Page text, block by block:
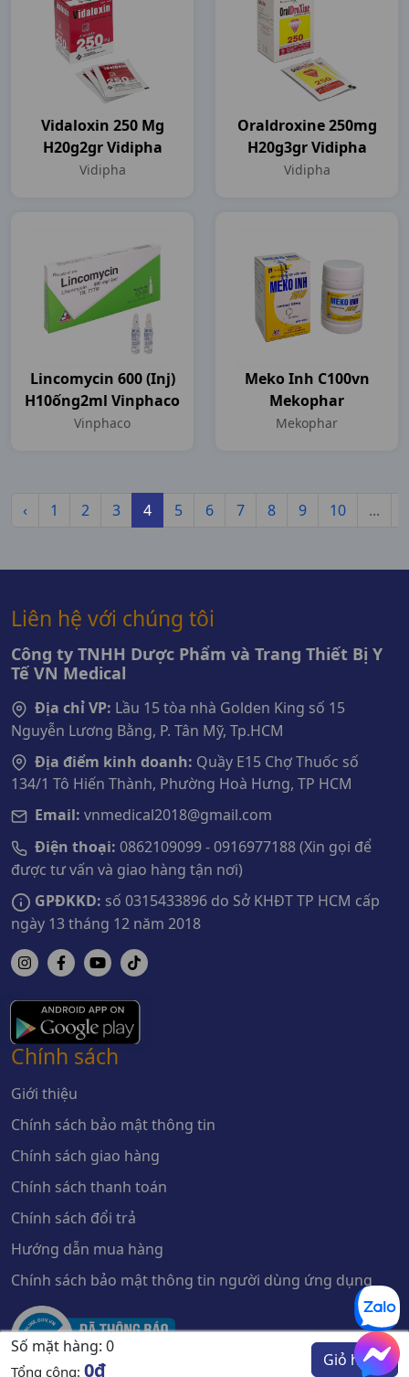
Vidaloxin 250 Mg
H20g2gr Vidipha
Vidipha
Oraldroxine 250mg
H20g3gr Vidipha
Vidipha
Lincomycin 600 (inj)
H10ống2ml Vinphaco
Vinphaco
Meko Inh C100vn
Mekophar
Mekophar
‹ 1 2 3 4 5 6 7 8 9 10 ...
Số mặt hàng: 0
Tổng cộng: 0đ Giỏ hàng
Liên hệ với chúng tôi
Công ty TNHH Dược Phẩm và Trang Thiết Bị Y
Tế VN Medical
Địa chỉ VP: Lầu 15 tòa nhà Golden King số 15
Nguyễn Lương Bằng, P. Tân Mỹ, Tp.HCM
Địa điểm kinh doanh: Quầy E15 Chợ Thuốc số
134/1 Tô Hiến Thành, Phường Hoà Hưng, TP HCM
Email: vnmedical2018@gmail.com
Điện thoại: 0862109099 - 0916977188 (Xin gọi để
được tư vấn và giao hàng tận nơi)
GPĐKKD: số 0315433896 do Sở KHĐT TP HCM cấp
ngày 13 tháng 12 năm 2018
Chính sách
Giới thiệu
Chính sách bảo mật thông tin
Chính sách giao hàng
Chính sách thanh toán
Chính sách đổi trả
Hướng dẫn mua hàng
Chính sách bảo mật thông tin người dùng ứng dụng